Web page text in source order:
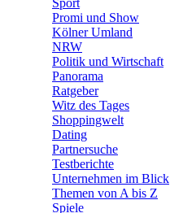
Promi und Show
Kölner Umland
NRW
Politik und Wirtschaft
Panorama
Ratgeber
Witz des Tages
Shoppingwelt
Dating
Partnersuche
Testberichte
Unternehmen im Blick
Themen von A bis Z
Spiele